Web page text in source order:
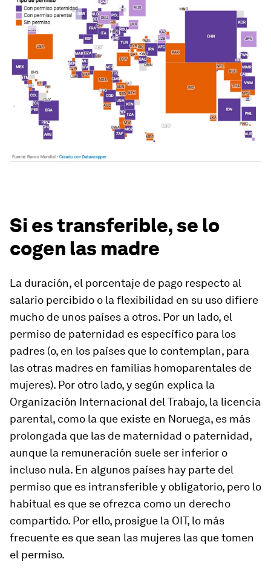
Si es transferible, se lo
cogen las madre
La duración, el porcentaje de pago respecto al
salario percibido o la flexibilidad en su uso difiere
mucho de unos países a otros. Por un lado, el
permiso de paternidad es específico para los
padres (o, en los países que lo contemplan, para
las otras madres en familias homoparentales de
mujeres). Por otro lado, y según explica la
Organización Internacional del Trabajo, la licencia
parental, como la que existe en Noruega, es más
prolongada que las de maternidad o paternidad,
aunque la remuneración suele ser inferior o
incluso nula. En algunos países hay parte del
permiso que es intransferible y obligatorio, pero lo
habitual es que se ofrezca como un derecho
compartido. Por ello, prosigue la OIT, lo más
frecuente es que sean las mujeres las que tomen
el permiso.